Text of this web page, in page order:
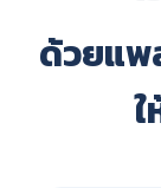
ด้วยแพ